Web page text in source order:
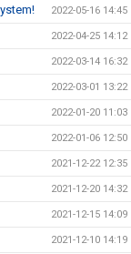
2022-05-16 14:45
2022-04-25 14:12
2022-03-14 16:32
2022-03-01 13:22
2022-01-20 11:03
2022-01-06 12:50
2021-12-22 12:35
2021-12-20 14:32
2021-12-15 14:09
2021-12-10 14:19